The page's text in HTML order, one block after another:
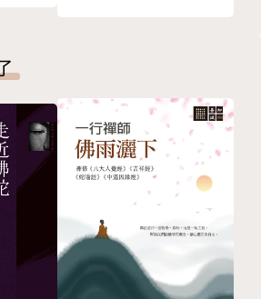
一個充滿陰性能量、共時順流的曆
髓在於心法，當我們校準內在狀
、從心出發地共時生活。
除「腦霧」的校準工具，幫助我
。它是生活的導航儀，是內在量子
且不是由某個權威說了算，也不是
是讓人們明白時間的本質，一起走
做就對了！──藍手波
峇里島的寂靜日與惡魔日
熱，照亮自己與他人──黃太陽波
特質
好奇──紅天行者波
彼岸──白世界橋波